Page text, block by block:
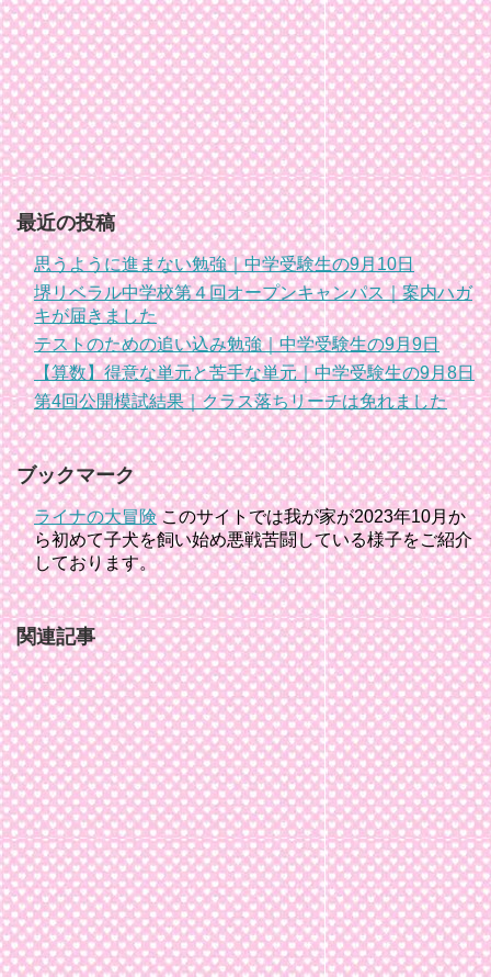
最近の投稿
思うように進まない勉強｜中学受験生の9月10日
堺リベラル中学校第４回オープンキャンパス｜案内ハガ
キが届きました
テストのための追い込み勉強｜中学受験生の9月9日
【算数】得意な単元と苦手な単元｜中学受験生の9月8日
第4回公開模試結果｜クラス落ちリーチは免れました
ブックマーク
ライナの大冒険このサイトでは我が家が2023年10月か
ら初めて子犬を飼い始め悪戦苦闘している様子をご紹介
しております。
関連記事